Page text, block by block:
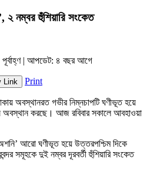
২ নম্বর হুঁশিয়ারি সংকেত
| আপডেট: ৪ বছর আগে
Link Print
অবস্থানরত গভীর নিম্নচাপটি ঘণীভূত হয়ে
অবস্থান করছে। আজ রবিবার সকালে আবহাওয়া
আরো ঘণীভূত হয়ে উত্তরপশ্চিম দিকে
সমূহকে দুই নম্বর দূরবর্তী হুঁশিয়ারি সংকেত